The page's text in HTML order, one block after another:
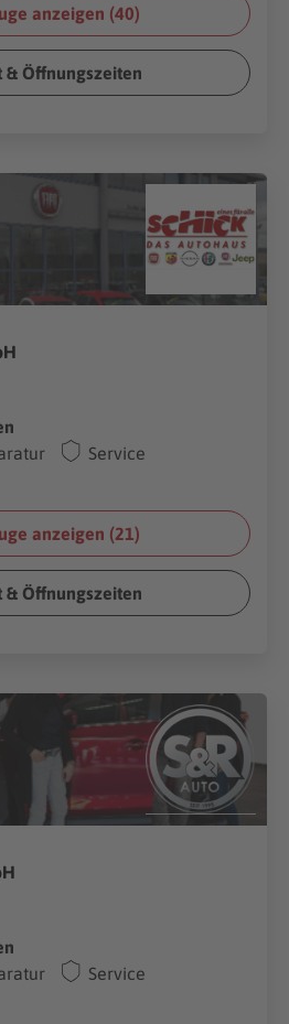
anzeigen (40)
& Öffnungszeiten
Service
anzeigen (21)
& Öffnungszeiten
Service